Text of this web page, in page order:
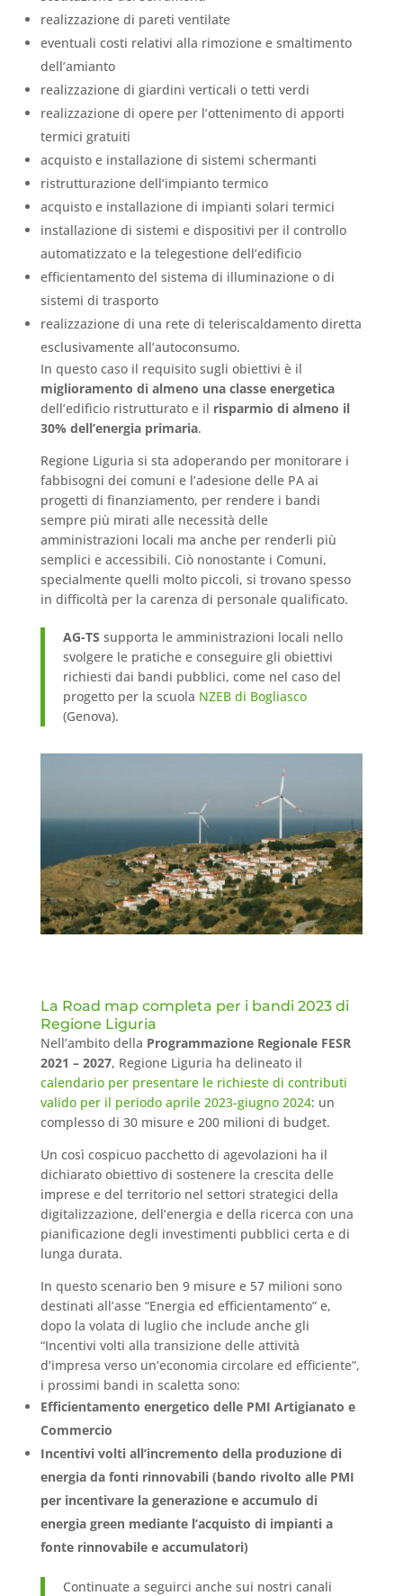
realizzazione di pareti ventilate
eventuali costi relativi alla rimozione e smaltimento
dell’amianto
realizzazione di giardini verticali o tetti verdi
realizzazione di opere per l’ottenimento di apporti
termici gratuiti
acquisto e installazione di sistemi schermanti
ristrutturazione dell’impianto termico
acquisto e installazione di impianti solari termici
installazione di sistemi e dispositivi per il controllo
automatizzato e la telegestione dell’edificio
efficientamento del sistema di illuminazione o di
sistemi di trasporto
realizzazione di una rete di teleriscaldamento diretta
esclusivamente all’autoconsumo.
In questo caso il requisito sugli obiettivi è il
miglioramento di almeno una classe energetica
dell’edificio ristrutturato e il risparmio di almeno il
30% dell’energia primaria.
Regione Liguria si sta adoperando per monitorare i
fabbisogni dei comuni e l’adesione delle PA ai
progetti di finanziamento, per rendere i bandi
sempre più mirati alle necessità delle
amministrazioni locali ma anche per renderli più
semplici e accessibili. Ciò nonostante i Comuni,
specialmente quelli molto piccoli, si trovano spesso
in difficoltà per la carenza di personale qualificato.
AG-TS supporta le amministrazioni locali nello
svolgere le pratiche e conseguire gli obiettivi
richiesti dai bandi pubblici, come nel caso del
progetto per la scuola NZEB di Bogliasco
(Genova).
La Road map completa per i bandi 2023 di
Regione Liguria
Nell’ambito della Programmazione Regionale FESR
2021 – 2027, Regione Liguria ha delineato il
calendario per presentare le richieste di contributi
valido per il periodo aprile 2023-giugno 2024: un
complesso di 30 misure e 200 milioni di budget.
Un così cospicuo pacchetto di agevolazioni ha il
dichiarato obiettivo di sostenere la crescita delle
imprese e del territorio nel settori strategici della
digitalizzazione, dell’energia e della ricerca con una
pianificazione degli investimenti pubblici certa e di
lunga durata.
In questo scenario ben 9 misure e 57 milioni sono
destinati all’asse “Energia ed efficientamento” e,
dopo la volata di luglio che include anche gli
“Incentivi volti alla transizione delle attività
d’impresa verso un’economia circolare ed efficiente”,
i prossimi bandi in scaletta sono:
Efficientamento energetico delle PMI Artigianato e
Commercio
Incentivi volti all’incremento della produzione di
energia da fonti rinnovabili (bando rivolto alle PMI
per incentivare la generazione e accumulo di
energia green mediante l’acquisto di impianti a
fonte rinnovabile e accumulatori)
Continuate a seguirci anche sui nostri canali